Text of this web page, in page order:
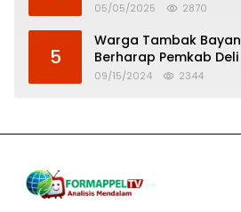
Tinggi
05/05/2025 2870
5
Warga Tambak
Berharap Pemkab
Banjir
09/15/2024 2344